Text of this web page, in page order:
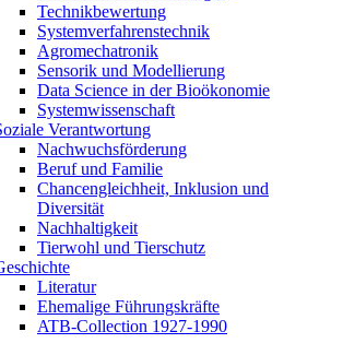
Technikbewertung
Systemverfahrenstechnik
Agromechatronik
Sensorik und Modellierung
Data Science in der Bioökonomie
Systemwissenschaft
Verantwortung
Nachwuchsförderung
Beruf und Familie
Chancengleichheit, Inklusion und
Diversität
Nachhaltigkeit
Tierwohl und Tierschutz
Literatur
Ehemalige Führungskräfte
ATB-Collection 1927-1990